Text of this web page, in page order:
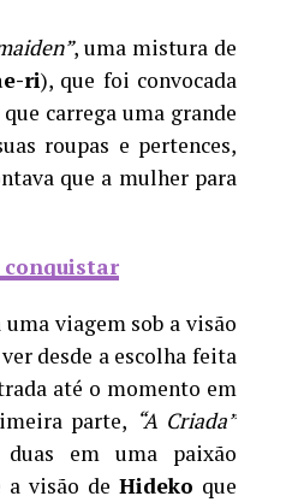
, uma mistura de
ri), que foi convocada
carrega uma grande
roupas e pertences,
que a mulher para
conquistar
viagem sob a visão
desde a escolha feita
até o momento em
parte, “A Criada”
em uma paixão
a visão de Hideko que